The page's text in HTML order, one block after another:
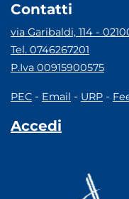
Contatti
via Garibaldi, 114 -
Tel. 0746267201
P.Iva 00915900575
PEC - Email - URP -
Accedi